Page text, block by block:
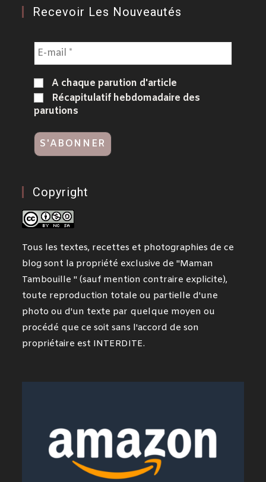
Recevoir Les Nouveautés
A chaque parution d'article
Récapitulatif hebdomadaire des
parutions
Copyright
Tous les textes, recettes et photographies de ce
blog sont la propriété exclusive de "Maman
Tambouille " (sauf mention contraire explicite),
toute reproduction totale ou partielle d'une
photo ou d'un texte par quelque moyen ou
procédé que ce soit sans l'accord de son
propriétaire est INTERDITE.